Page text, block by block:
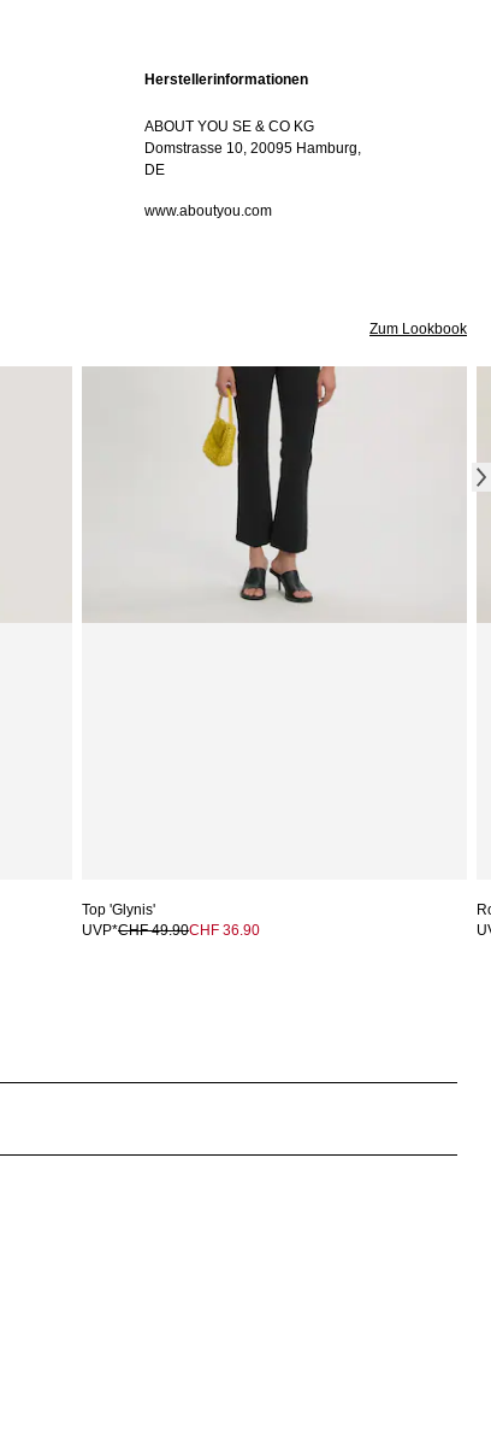
Herstellerinformationen
ABOUT YOU SE & CO KG
Domstrasse 10, 20095 Hamburg,
DE
www.aboutyou.com
Zum Lookbook
Top 'Glynis'
UVP*CHF 49.90CHF 36.90